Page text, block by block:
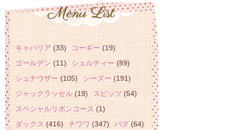
キャバリア(33) コーギー(19)
ゴールデン(11) シェルティー(89)
シュナウザー(105) シーズー(191)
ジャックラッセル(19) スピッツ(54)
スペシャルリボンコース(1)
ダックス(416) チワワ(347) パグ(64)